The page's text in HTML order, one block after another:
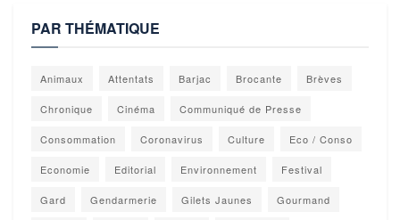
PAR THÉMATIQUE
Animaux Attentats Barjac Brocante Brèves
Chronique Cinéma Communiqué de Presse
Consommation Coronavirus Culture Eco / Conso
Economie Editorial Environnement Festival
Gard Gendarmerie Gilets Jaunes Gourmand